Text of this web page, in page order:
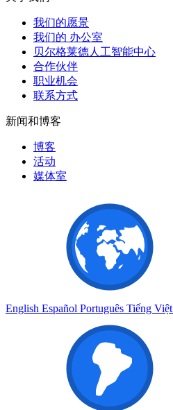
我们的愿景
我们的 办公室
贝尔格莱德人工智能中心
合作伙伴
职业机会
联系方式
新闻和博客
博客
活动
媒体室
English Español Português Tiếng Việt